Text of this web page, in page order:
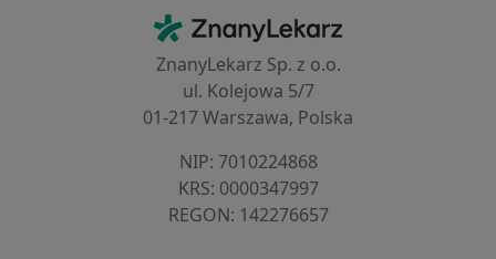
ZnanyLekarz - Strona główna
ZnanyLekarz Sp. z o.o.
ul. Kolejowa 5/7
01-217 Warszawa, Polska
NIP: ⁠7010224868
KRS: ⁠0000347997
REGON: ⁠142276657